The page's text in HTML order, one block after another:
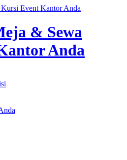
& Sewa
Anda